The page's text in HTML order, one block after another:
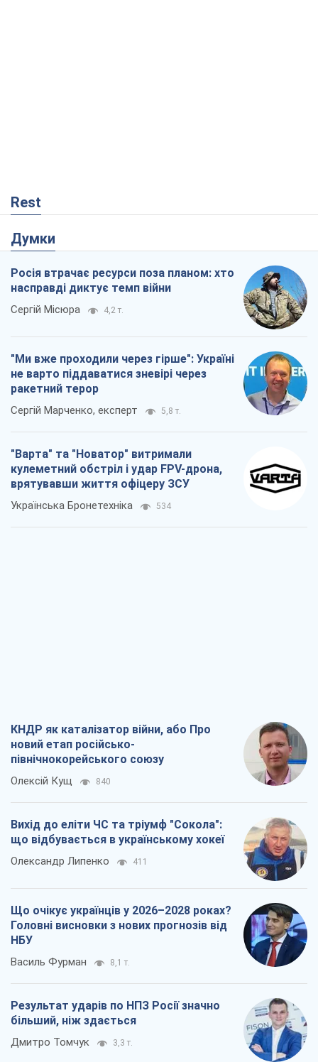
Rest
Думки
Росія втрачає ресурси поза планом: хто
насправді диктує темп війни
Сергій Місюра 4,2 т.
"Ми вже проходили через гірше": Україні
не варто піддаватися зневірі через
ракетний терор
Сергій Марченко, експерт 5,8 т.
"Варта" та "Новатор" витримали
кулеметний обстріл і удар FPV-дрона,
врятувавши життя офіцеру ЗСУ
Українська Бронетехніка 534
КНДР як каталізатор війни, або Про
новий етап російсько-
північнокорейського союзу
Олексій Кущ 840
Вихід до еліти ЧС та тріумф "Сокола":
що відбувається в українському хокеї
Олександр Липенко 411
Що очікує українців у 2026–2028 роках?
Головні висновки з нових прогнозів від
НБУ
Василь Фурман 8,1 т.
Результат ударів по НПЗ Росії значно
більший, ніж здається
Дмитро Томчук 3,3 т.